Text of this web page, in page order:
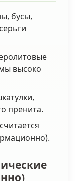
бусы,
высоко
пренита.